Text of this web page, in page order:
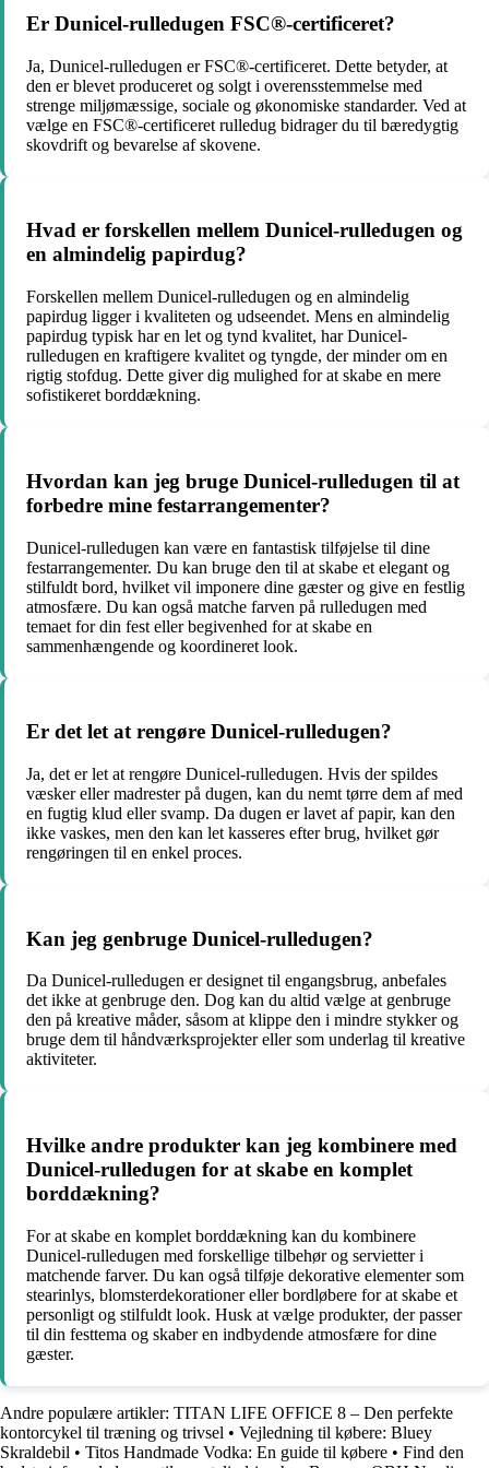
Er Dunicel-rulledugen FSC®-certificeret?
Ja, Dunicel-rulledugen er FSC®-certificeret. Dette betyder, at
den er blevet produceret og solgt i overensstemmelse med
strenge miljømæssige, sociale og økonomiske standarder. Ved at
vælge en FSC®-certificeret rulledug bidrager du til bæredygtig
skovdrift og bevarelse af skovene.
Hvad er forskellen mellem Dunicel-rulledugen og
en almindelig papirdug?
Forskellen mellem Dunicel-rulledugen og en almindelig
papirdug ligger i kvaliteten og udseendet. Mens en almindelig
papirdug typisk har en let og tynd kvalitet, har Dunicel-
rulledugen en kraftigere kvalitet og tyngde, der minder om en
rigtig stofdug. Dette giver dig mulighed for at skabe en mere
sofistikeret borddækning.
Hvordan kan jeg bruge Dunicel-rulledugen til at
forbedre mine festarrangementer?
Dunicel-rulledugen kan være en fantastisk tilføjelse til dine
festarrangementer. Du kan bruge den til at skabe et elegant og
stilfuldt bord, hvilket vil imponere dine gæster og give en festlig
atmosfære. Du kan også matche farven på rulledugen med
temaet for din fest eller begivenhed for at skabe en
sammenhængende og koordineret look.
Er det let at rengøre Dunicel-rulledugen?
Ja, det er let at rengøre Dunicel-rulledugen. Hvis der spildes
væsker eller madrester på dugen, kan du nemt tørre dem af med
en fugtig klud eller svamp. Da dugen er lavet af papir, kan den
ikke vaskes, men den kan let kasseres efter brug, hvilket gør
rengøringen til en enkel proces.
Kan jeg genbruge Dunicel-rulledugen?
Da Dunicel-rulledugen er designet til engangsbrug, anbefales
det ikke at genbruge den. Dog kan du altid vælge at genbruge
den på kreative måder, såsom at klippe den i mindre stykker og
bruge dem til håndværksprojekter eller som underlag til kreative
aktiviteter.
Hvilke andre produkter kan jeg kombinere med
Dunicel-rulledugen for at skabe en komplet
borddækning?
For at skabe en komplet borddækning kan du kombinere
Dunicel-rulledugen med forskellige tilbehør og servietter i
matchende farver. Du kan også tilføje dekorative elementer som
stearinlys, blomsterdekorationer eller bordløbere for at skabe et
personligt og stilfuldt look. Husk at vælge produkter, der passer
til din festtema og skaber en indbydende atmosfære for dine
gæster.
Andre populære artikler: TITAN LIFE OFFICE 8 – Den perfekte
kontorcykel til træning og trivsel • Vejledning til købere: Bluey
Skraldebil • Titos Handmade Vodka: En guide til købere • Find den